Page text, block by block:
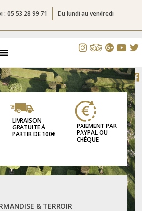
05 53 28 99 71 Du lundi au vendredi
LIVRAISON
GRATUITE À
PARTIR DE 100€
PAIEMENT PAR
PAYPAL OU
CHÈQUE
& TERROIR